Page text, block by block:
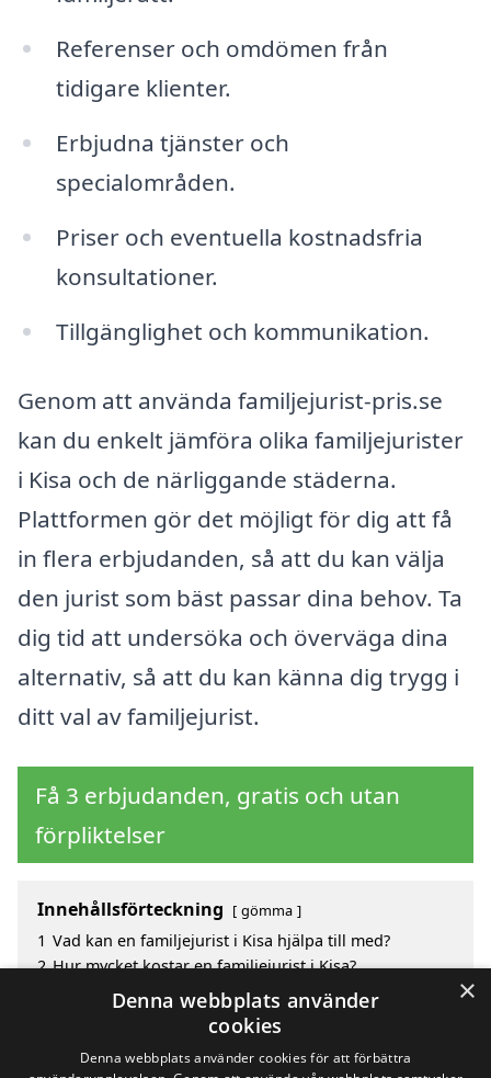
Referenser och omdömen från
tidigare klienter.
Erbjudna tjänster och
specialområden.
Priser och eventuella kostnadsfria
konsultationer.
Tillgänglighet och kommunikation.
Genom att använda familjejurist-pris.se
kan du enkelt jämföra olika familjejurister
i Kisa och de närliggande städerna.
Plattformen gör det möjligt för dig att få
in flera erbjudanden, så att du kan välja
den jurist som bäst passar dina behov. Ta
dig tid att undersöka och överväga dina
alternativ, så att du kan känna dig trygg i
ditt val av familjejurist.
Få 3 erbjudanden, gratis och utan
förpliktelser
Innehållsförteckning gömma
1 Vad kan en familjejurist i Kisa hjälpa till med?
2 Hur mycket kostar en familjejurist i Kisa?
Fördelar med att välja familjejurist i Kisa
Sök efter en skicklig familjejurist i de omgivande
×
Denna webbplats använder
cookies
Denna webbplats använder cookies för att förbättra